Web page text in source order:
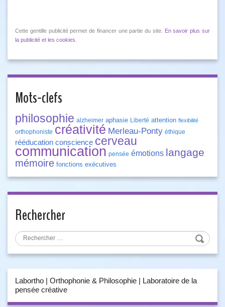
Cette gentille publicité permet de financer une partie du site.
En savoir plus sur
la publicité et les cookies
Mots-clefs
philosophie alzheimer aphasie Liberté attention flexibilité
orthophoniste créativité Merleau-Ponty éthique
rééducation conscience cerveau
communication pensée émotions langage
mémoire fonctions exécutives
Rechercher
Labortho | Orthophonie & Philosophie | Laboratoire de la
pensée créative